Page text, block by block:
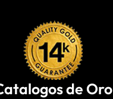
de Oro